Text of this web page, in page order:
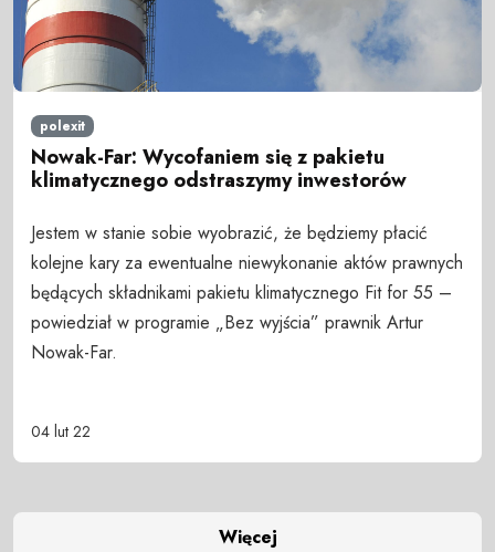
polexit
Nowak-Far: Wycofaniem się z pakietu
klimatycznego odstraszymy inwestorów
Jestem w stanie sobie wyobrazić, że będziemy płacić
kolejne kary za ewentualne niewykonanie aktów prawnych
będących składnikami pakietu klimatycznego Fit for 55 –
powiedział w programie „Bez wyjścia” prawnik Artur
Nowak-Far.
04 lut 22
Więcej